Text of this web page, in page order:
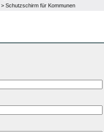
> Schutzschirm für Kommunen